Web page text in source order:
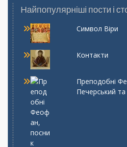
Найпопулярніші пости і
Символ Віри
Контакти
Преподобні
Печерський